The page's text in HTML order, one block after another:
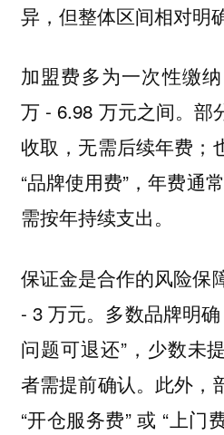
异，但整体区间相对明确
加盟费多为一次性缴
万 - 6.98 万元之间。部
收取，无需后续年费；
“品牌使用费”，年费通
需按年持续支出。
保证金是合作的风险保
- 3 万元。多数品牌明
问题可退还”，少数未
者需提前确认。此外，
“开仓服务费” 或 “上门